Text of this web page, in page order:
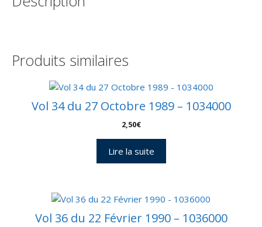
Antares
MIR
–
Pochette
3
Enveloppes,
2
C
47
Produits similaires
Vol 34 du 27 Octobre 1989 – 1034000
2,50€
Lire la suite
Vol 36 du 22 Février 1990 – 1036000